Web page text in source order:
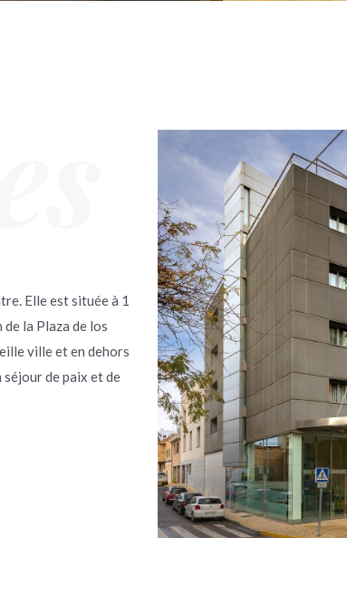
Elle est située à 1
la Plaza de los
ville et en dehors
de paix et de